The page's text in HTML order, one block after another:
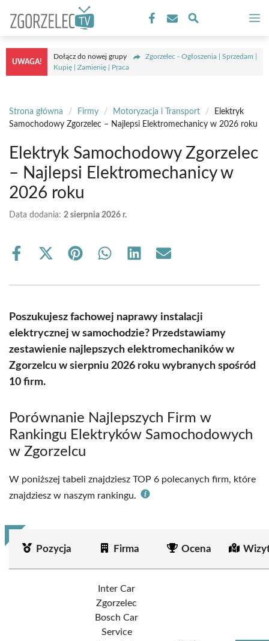
treści
UWAGA!
Dołącz do nowej grupy
Zgorzelec - Ogłoszenia | Sprzedam |
Kupię | Zamienię | Praca
Strona główna / Firmy / Motoryzacja i Transport /
Elektryk
Samochodowy Zgorzelec – Najlepsi Elektromechanicy w 2026 roku
Elektryk Samochodowy Zgorzelec
– Najlepsi Elektromechanicy w
2026 roku
Data dodania: 2 sierpnia 2026 r.
Share
Share
(Twitter)
Share Share Share Share
Poszukujesz fachowej naprawy instalacji
elektrycznej w samochodzie? Przedstawiamy
zestawienie najlepszych elektromechaników w
Zgorzelcu w sierpniu 2026 roku wybranych spośród
10 firm.
Porównanie Najlepszych Firm w
Rankingu Elektryków Samochodowych
w Zgorzelcu
W poniższej tabeli znajdziesz TOP 6 polecanych firm, które
znajdziesz w naszym rankingu.
Pozycja Firma Ocena
Inter Car
Zgorzelec
Bosch Car
Service